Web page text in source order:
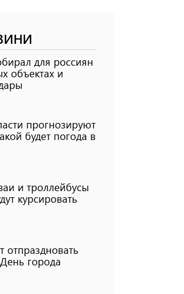
для россиян
объектах и
прогнозируют
будет погода в
и троллейбусы
курсировать
отпраздновать
города